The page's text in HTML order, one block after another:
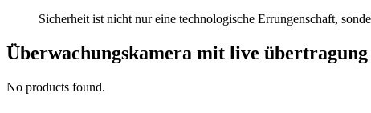
Sicherheit ist nicht nur eine technologische Errungenschaft,
Überwachungskamera mit live
No products found.